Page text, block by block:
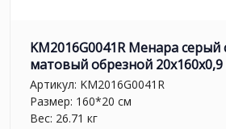
KM2016G0041R Менара серый
матовый обрезной
Артикул: KM2016G0041R
Размер: 160*20 см
Вес: 26.71 кг